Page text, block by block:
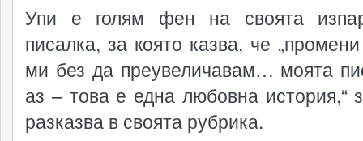
Упи е голям фен на своята
писалка, за която казва, че
ми без да преувеличавам… моята
аз – това е една любовна история,“
разказва в своята рубрика.